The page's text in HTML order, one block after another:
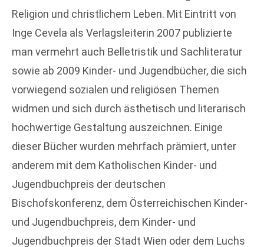
Religion und christlichem Leben. Mit Eintritt von
Inge Cevela als Verlagsleiterin 2007 publizierte
man vermehrt auch Belletristik und Sachliteratur
sowie ab 2009 Kinder- und Jugendbücher, die sich
vorwiegend sozialen und religiösen Themen
widmen und sich durch ästhetisch und literarisch
hochwertige Gestaltung auszeichnen. Einige
dieser Bücher wurden mehrfach prämiert, unter
anderem mit dem Katholischen Kinder- und
Jugendbuchpreis der deutschen
Bischofskonferenz, dem Österreichischen Kinder-
und Jugendbuchpreis, dem Kinder- und
Jugendbuchpreis der Stadt Wien oder dem Luchs